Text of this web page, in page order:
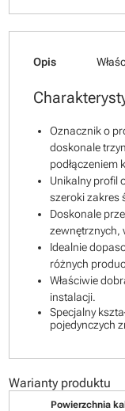
Opis
Oznacznik o
doskonale
podłączeniem
Unikalny profil
szeroki zakres
Doskonale
zewnętrznych,
Idealnie
różnych
Właściwie
instalacji.
Specjalny
pojedynczych
Warianty produktu
Powierzchnia